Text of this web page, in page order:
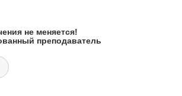
не меняется!
преподаватель